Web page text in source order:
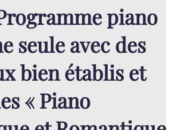
piano
seule avec des
bien établis et
« Piano